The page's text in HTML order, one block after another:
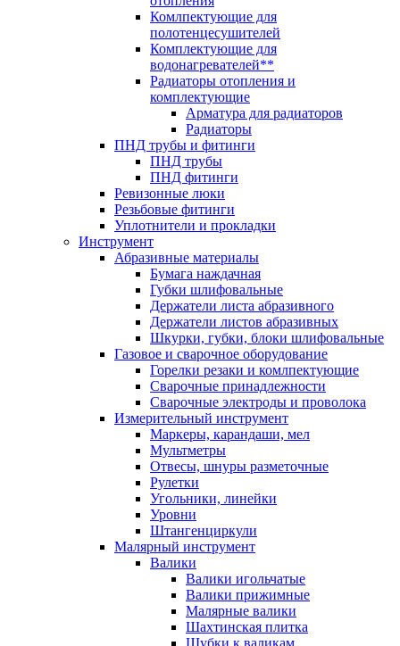
Комлпектующие для
полотенцесушителей
Комплектующие для
водонагревателей**
Радиаторы отопления и
комплектующие
Арматура для радиаторов
Радиаторы
ПНД трубы и фитинги
ПНД трубы
ПНД фитинги
Ревизонные люки
Резьбовые фитинги
Уплотнители и прокладки
Инструмент
Абразивные материалы
Бумага наждачная
Губки шлифовальные
Держатели листа абразивного
Держатели листов абразивных
Шкурки, губки, блоки шлифовальные
Газовое и сварочное оборудование
Горелки резаки и комлпектующие
Сварочные принадлежности
Сварочные электроды и проволока
Измерительный инструмент
Маркеры, карандаши, мел
Мультметры
Отвесы, шнуры разметочные
Рулетки
Угольники, линейки
Уровни
Штангенциркули
Малярный инструмент
Валики
Валики игольчатые
Валики прижимные
Малярные валики
Шахтинская плитка
Шубки к валикам